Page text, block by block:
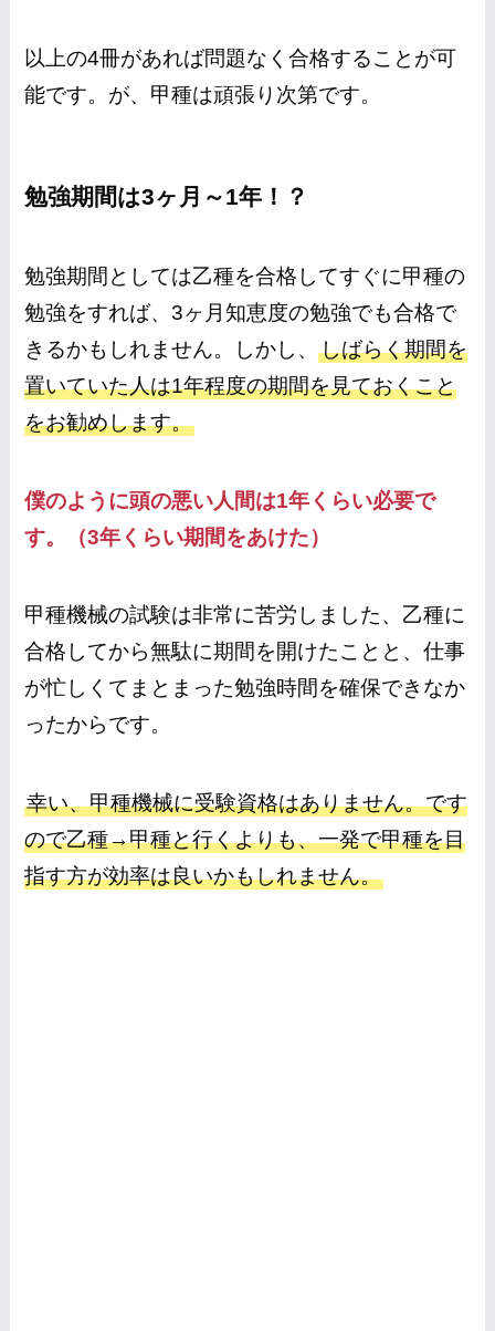
以上の4冊があれば問題なく合格することが可
能です。が、甲種は頑張り次第です。
勉強期間は3ヶ月～1年！？
勉強期間としては乙種を合格してすぐに甲種の
勉強をすれば、3ヶ月知恵度の勉強でも合格で
きるかもしれません。しかし、しばらく期間を
置いていた人は1年程度の期間を見ておくこと
をお勧めします。
僕のように頭の悪い人間は1年くらい必要で
す。（3年くらい期間をあけた）
甲種機械の試験は非常に苦労しました、乙種に
合格してから無駄に期間を開けたことと、仕事
が忙しくてまとまった勉強時間を確保できなか
ったからです。
幸い、甲種機械に受験資格はありません。です
ので乙種→甲種と行くよりも、一発で甲種を目
指す方が効率は良いかもしれません。